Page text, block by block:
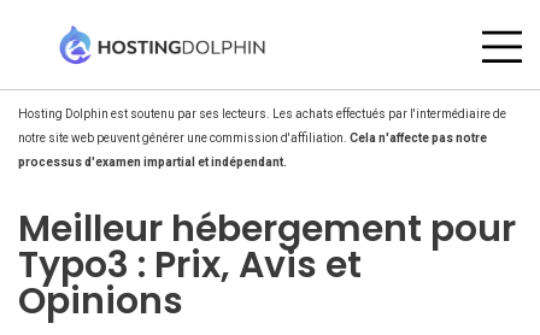
Hosting Dolphin est soutenu par ses lecteurs. Les achats effectués par l'intermédiaire de
notre site web peuvent générer une commission d'affiliation. Cela n'affecte pas notre
processus d'examen impartial et indépendant.
Meilleur hébergement pour
Typo3 : Prix, Avis et
Opinions